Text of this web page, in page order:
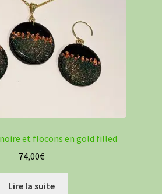
et flocons en gold filled
74,00€
Lire la suite